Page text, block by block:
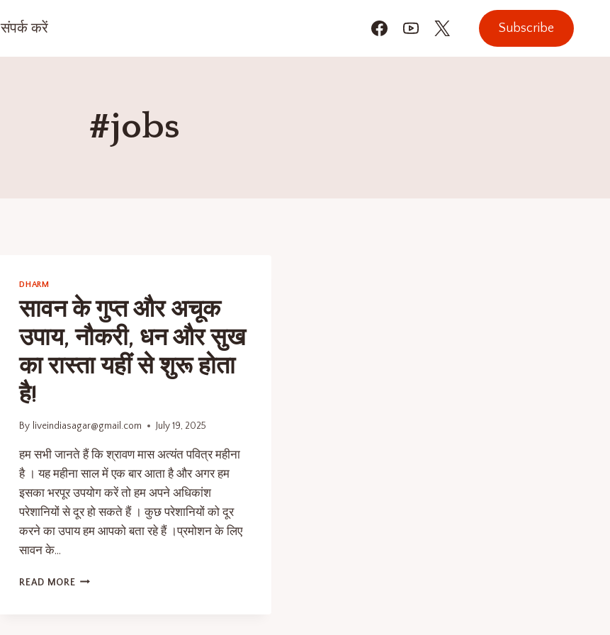
संपर्क करें Subscribe
#jobs
DHARM
सावन के गुप्त और अचूक
उपाय, नौकरी, धन और सुख
का रास्ता यहीं से शुरू होता
है!
By liveindiasagar@gmail.com July 19, 2025
हम सभी जानते हैं कि श्रावण मास अत्यंत पवित्र महीना
है । यह महीना साल में एक बार आता है और अगर हम
इसका भरपूर उपयोग करें तो हम अपने अधिकांश
परेशानियों से दूर हो सकते हैं । कुछ परेशानियों को दूर
करने का उपाय हम आपको बता रहे हैं ।प्रमोशन के लिए
सावन के…
READ MORE